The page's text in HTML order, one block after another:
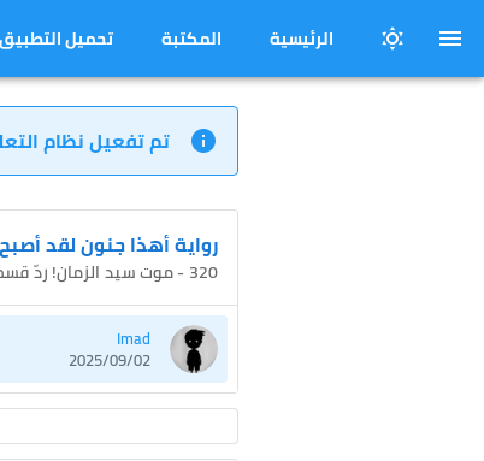
الرئيسية المكتبة تحميل التطبيق
تم تفعيل نظام
رواية أهذا جنون لقد
320 - موت سيد الزمان! ردّ قسم دم الخطيئة، قصر مويون!
Imad
2025/09/02